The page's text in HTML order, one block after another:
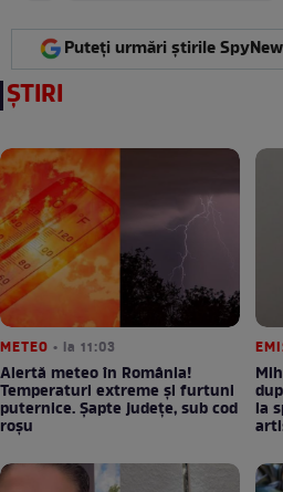
Puteți urmări știrile
ȘTIRI
METEO • la 11:03
Alertă meteo în România!
Temperaturi extreme și furtuni
puternice. Șapte județe, sub cod
roșu
la